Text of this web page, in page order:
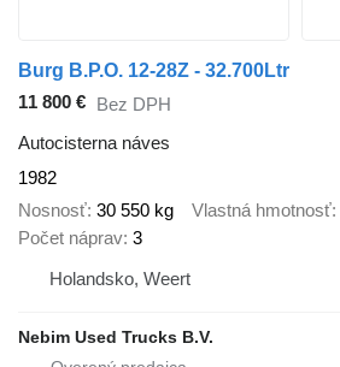
Burg B.P.O. 12-28Z - 32.700Ltr
11 800 € Bez DPH
Autocisterna náves
1982
Nosnosť 30 550 kg Vlastná hmotnosť
Počet náprav 3
Holandsko, Weert
Nebim Used Trucks B.V.